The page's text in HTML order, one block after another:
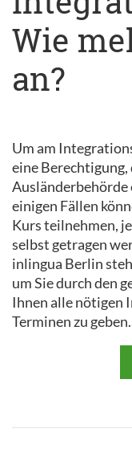
Wie
an?
Um am
eine Berechtigung,
Ausländerbehörde
einigen Fällen
Kurs teilnehmen,
selbst getragen
inlingua Berlin
um Sie durch den
Ihnen alle nötigen
Terminen zu geben.